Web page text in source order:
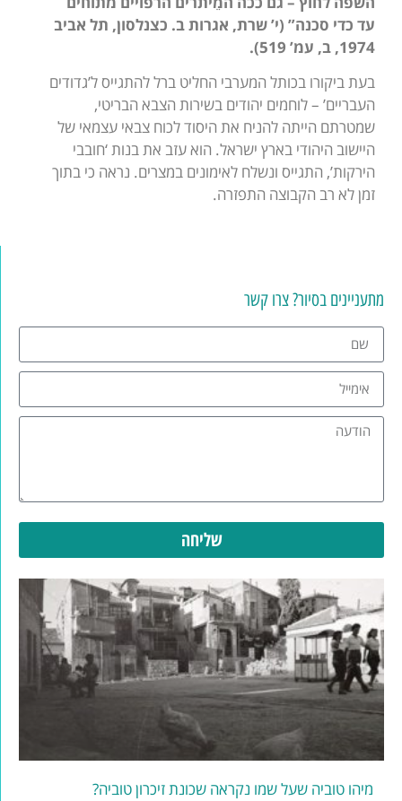
מתעניינים בסיור? צרו קשר
שליחה
מיהו טוביה שעל שמו נקראה שכונת זיכרון טוביה?
עד כדי סכנה” (י’ שרת, אגרות ב. כצנלסון, תל אביב
1974, ב, עמ’ 519).
בעת ביקורו בכותל המערבי החליט ברל להתגייס ל’גדודים
העבריים’ – לוחמים יהודים בשירות הצבא הבריטי,
שמטרתם הייתה להניח את היסוד לכוח צבאי עצמאי של
היישוב היהודי בארץ ישראל. הוא עזב את בנות ‘חובבי
הירקות’, התגייס ונשלח לאימונים במצרים. נראה כי בתוך
זמן לא רב הקבוצה התפזרה.